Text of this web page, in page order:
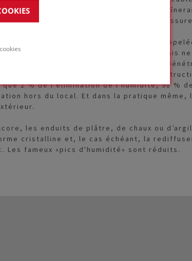
et inconfortable. En outre, cela
et une menace permanente de
à travers les murs est parfois
en fonction du matériau, mais
l'humidité d'une pièce. La diffusion, la
vapeur d'eau dans les matériaux de
2 % de l'élimination de l'humidité; 98 %
hors du local. Et dans la pratique même,
les enduits de plâtre, de chaux ou
cristalline et, le cas échéant, la
Les fameux «pics d'humidité» sont réduits.